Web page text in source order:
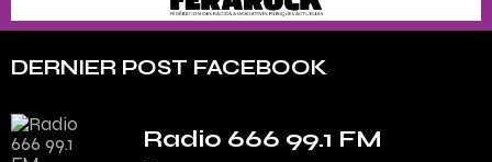
DERNIER POST FACEBOOK
Radio 666 99.1 FM